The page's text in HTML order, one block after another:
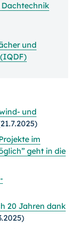
und
und
im
geht in die
20 Jahren dank